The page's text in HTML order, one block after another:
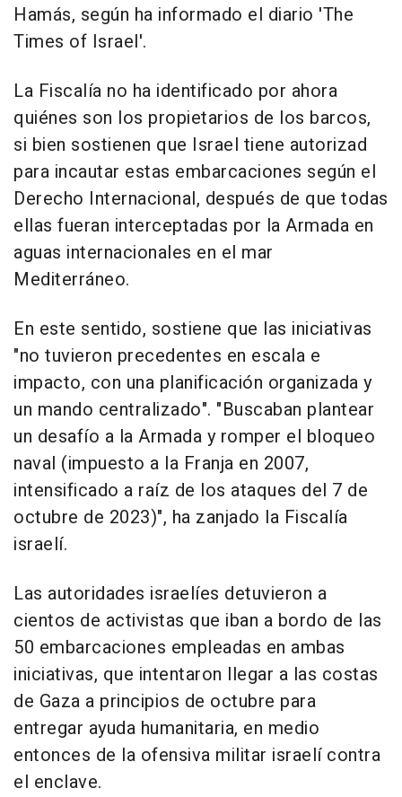
Hamás, según ha informado el diario 'The
Times of Israel'.
La Fiscalía no ha identificado por ahora
quiénes son los propietarios de los barcos,
si bien sostienen que Israel tiene autorizad
para incautar estas embarcaciones según el
Derecho Internacional, después de que todas
ellas fueran interceptadas por la Armada en
aguas internacionales en el mar
Mediterráneo.
En este sentido, sostiene que las iniciativas
"no tuvieron precedentes en escala e
impacto, con una planificación organizada y
un mando centralizado". "Buscaban plantear
un desafío a la Armada y romper el bloqueo
naval (impuesto a la Franja en 2007,
intensificado a raíz de los ataques del 7 de
octubre de 2023)", ha zanjado la Fiscalía
israelí.
Las autoridades israelíes detuvieron a
cientos de activistas que iban a bordo de las
50 embarcaciones empleadas en ambas
iniciativas, que intentaron llegar a las costas
de Gaza a principios de octubre para
entregar ayuda humanitaria, en medio
entonces de la ofensiva militar israelí contra
el enclave.